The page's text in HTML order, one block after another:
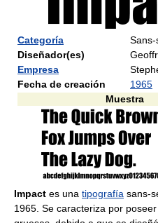
Categoría
Diseñador(es)
Empresa
Fecha de creación
1965
Muestra
Impact es una tipografía sans-
1965. Se caracteriza por